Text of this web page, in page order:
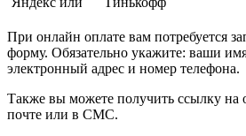
При онлайн оплате вам потребуется
форму. Обязательно укажите: ваши
электронный адрес и номер телефона.
Также вы можете получить ссылку на
почте или в СМС.